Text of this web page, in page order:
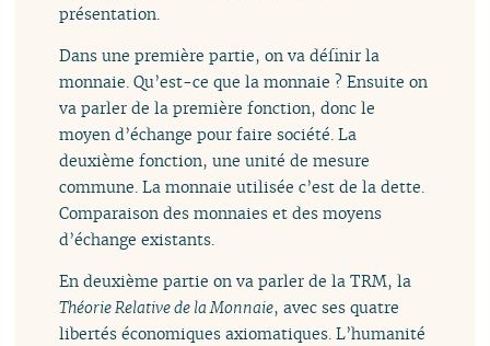
présentation.
Dans une première partie, on va définir la
monnaie. Qu’est-ce que la monnaie ? Ensuite on
va parler de la première fonction, donc le
moyen d’échange pour faire société. La
deuxième fonction, une unité de mesure
commune. La monnaie utilisée c’est de la dette.
Comparaison des monnaies et des moyens
d’échange existants.
En deuxième partie on va parler de la TRM, la
Théorie Relative de la Monnaie, avec ses quatre
libertés économiques axiomatiques. L’humanité